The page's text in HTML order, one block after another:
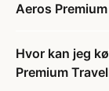
Aeros
Hvor kan jeg
Premium